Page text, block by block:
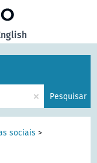
× Pesquisar
sociais >